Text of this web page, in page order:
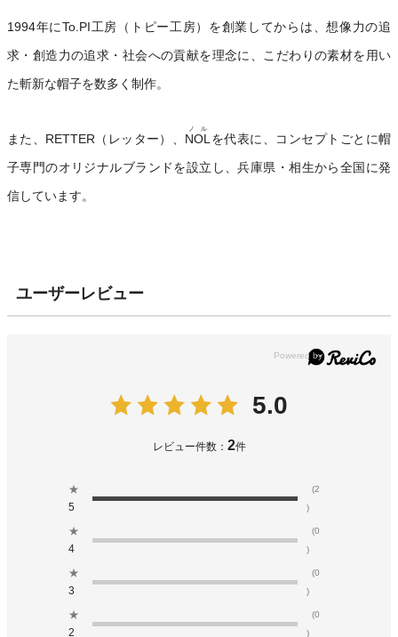
1994年にTo.PI工房（トピー工房）を創業してからは、想像力の追
求・創造力の追求・社会への貢献を理念に、こだわりの素材を用い
た斬新な帽子を数多く制作。
また、RETTER（レッター）、 NOL
ノル
を代表に、コンセプトごとに帽
子専門のオリジナルブランドを設立し、兵庫県・相生から全国に発
信しています。
ユーザーレビュー
5.0
レビュー件数： 2件
★
5
(2
)
★
4
(0
)
★
3
(0
)
★
2
(0
)